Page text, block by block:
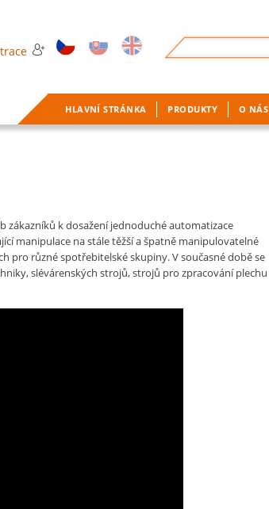
HLAVNÍ STRÁNKA PRODUKTY O NÁS
zákazníků k dosažení jednoduché automatizace
manipulace na stále těžší a špatně manipulovatelné
různé spotřebitelské skupiny. V současné době se
slévárenských strojů, strojů pro zpracování plechu